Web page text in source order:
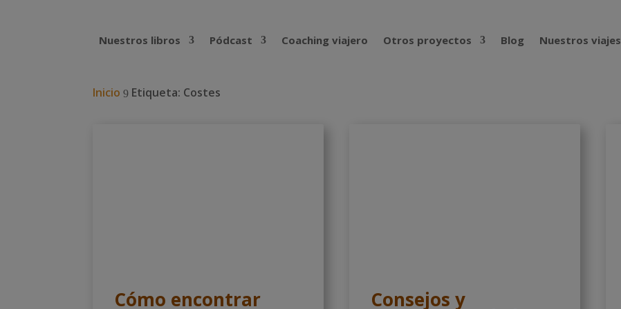
Nuestros libros Pódcast Coaching viajero Otros proyectos Blog Nuestros viajes
Inicio 9 Etiqueta: Costes
Cómo encontrar Consejos y